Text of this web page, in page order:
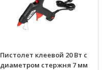
Пистолет клеевой 20 Вт с
диаметром стержня 7 мм